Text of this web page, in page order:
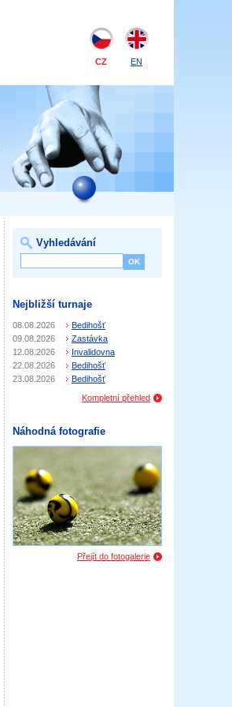
CZ EN
Vyhledávání
Nejbližší turnaje
08.08.2026
Bedihošť
09.08.2026
Zastávka
12.08.2026
Invalidovna
22.08.2026
Bedihošť
23.08.2026
Bedihošť
Kompletní přehled
Náhodná fotografie
Přejít do fotogalerie